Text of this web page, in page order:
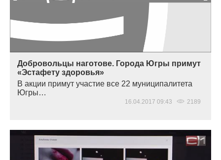
Добровольцы наготове. Города Югры примут
«Эстафету здоровья»
В акции примут участие все 22 муниципалитета
Югры…
16.04.2017 09:43 2189